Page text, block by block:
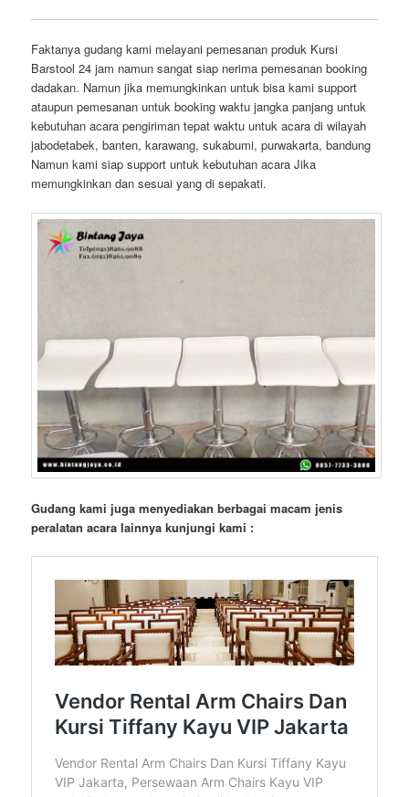
Faktanya gudang kami melayani pemesanan produk Kursi
Barstool 24 jam namun sangat siap nerima pemesanan booking
dadakan. Namun jika memungkinkan untuk bisa kami support
ataupun pemesanan untuk booking waktu jangka panjang untuk
kebutuhan acara pengiriman tepat waktu untuk acara di wilayah
jabodetabek, banten, karawang, sukabumi, purwakarta, bandung
Namun kami siap support untuk kebutuhan acara Jika
memungkinkan dan sesuai yang di sepakati.
Gudang kami juga menyediakan berbagai macam jenis
peralatan acara lainnya kunjungi kami :